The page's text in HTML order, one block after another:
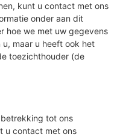
kunt u contact met ons
onder aan dit
hoe we met uw gegevens
maar u heeft ook het
toezichthouder (de
tot ons
u contact met ons